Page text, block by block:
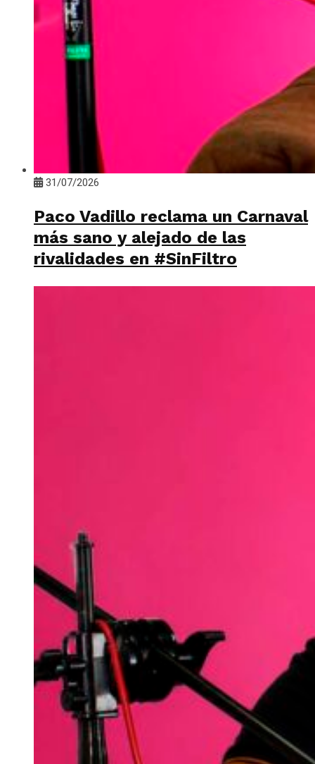
31/07/2026
Paco Vadillo reclama un Carnaval
más sano y alejado de las
rivalidades en #SinFiltro